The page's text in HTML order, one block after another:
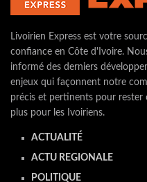
Livoirien Express est votre
confiance en Côte d'Ivoire.
informé des derniers
enjeux qui façonnent notre
précis et pertinents pour
plus pour les Ivoiriens.
ACTUALITÉ
ACTU REGIONALE
POLITIQUE